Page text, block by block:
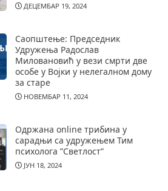
ДЕЦЕМБАР 19, 2024
Саопштење: Председник
Удружења Радослав
Миловановић у вези смрти две
особе у Војки у нелегалном дому
за старе
НОВЕМБАР 11, 2024
Одржана online трибина у
сарадњи са удружењем Тим
психолога ”Светлост”
ЈУН 18, 2024